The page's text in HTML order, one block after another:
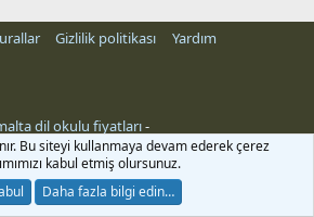
Gizlilik politikası
Yardım
dil okulu fiyatları-
Bu siteyi kullanmaya devam ederek çerez
kabul etmiş olursunuz.
Daha fazla bilgi edin…